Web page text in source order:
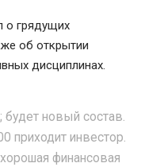
о грядущих
об открытии
дисциплинах.
новый состав.
приходит инвестор.
финансовая